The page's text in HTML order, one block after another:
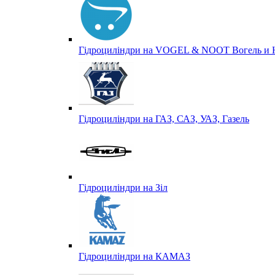
Гідроциліндри на VOGEL & NOOT Вогель и
Гідроциліндри на ГАЗ, САЗ, УАЗ, Газель
Гідроциліндри на Зіл
Гідроциліндри на КАМАЗ